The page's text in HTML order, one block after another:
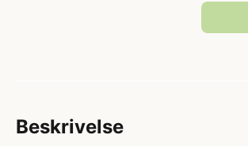
Beskrivelse